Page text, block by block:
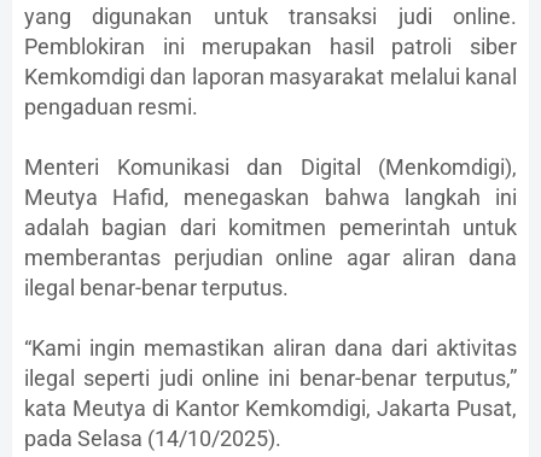
yang digunakan untuk transaksi judi online.
Pemblokiran ini merupakan hasil patroli siber
Kemkomdigi dan laporan masyarakat melalui kanal
pengaduan resmi.
Menteri Komunikasi dan Digital (Menkomdigi),
Meutya Hafid, menegaskan bahwa langkah ini
adalah bagian dari komitmen pemerintah untuk
memberantas perjudian online agar aliran dana
ilegal benar-benar terputus.
“Kami ingin memastikan aliran dana dari aktivitas
ilegal seperti judi online ini benar-benar terputus,”
kata Meutya di Kantor Kemkomdigi, Jakarta Pusat,
pada Selasa (14/10/2025).